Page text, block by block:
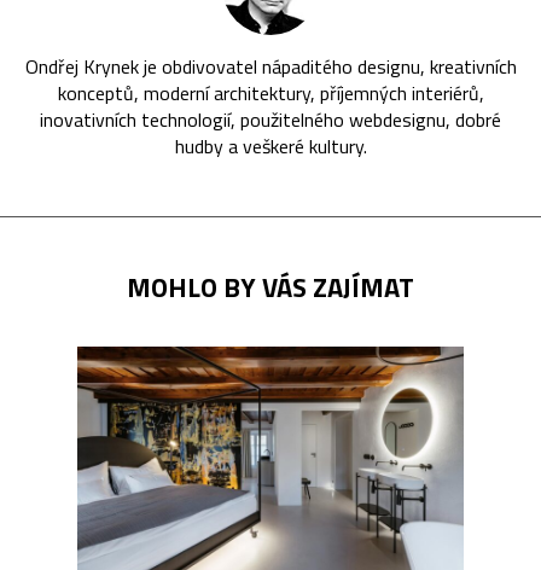
Ondřej Krynek je obdivovatel nápaditého designu, kreativních
konceptů, moderní architektury, příjemných interiérů,
inovativních technologií, použitelného webdesignu, dobré
hudby a veškeré kultury.
MOHLO BY VÁS ZAJÍMAT